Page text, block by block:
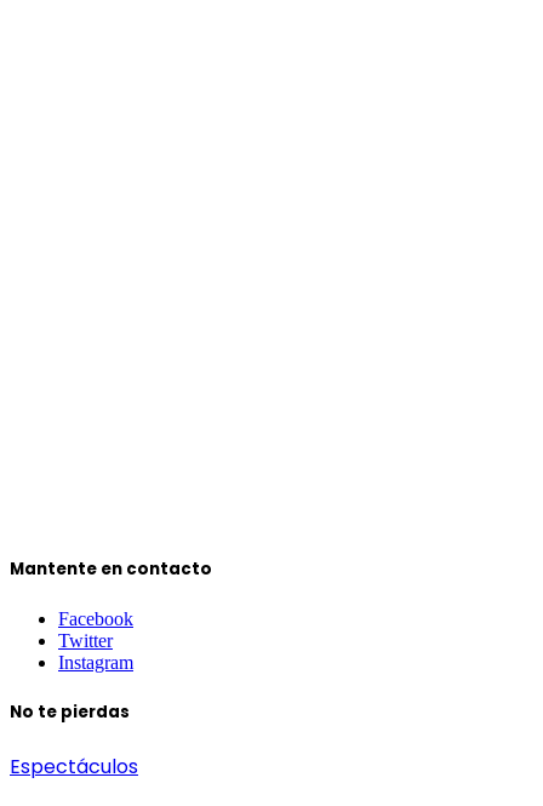
Mantente en contacto
Facebook
Twitter
Instagram
No te pierdas
Espectáculos